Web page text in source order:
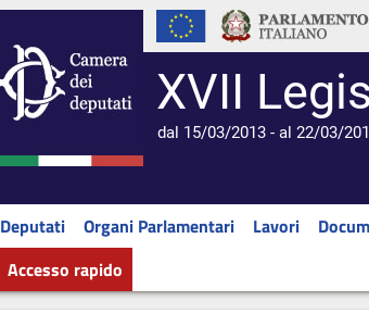
XVII
dal 15/03/2013 - al 22/03/
Deputati Organi Parlamentari Lavori
Accesso rapido